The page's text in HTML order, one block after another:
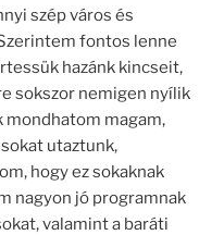
szép város és
fontos lenne
hazánk kincseit,
sokszor nemigen nyílik
mondhatom magam,
utaztunk,
hogy ez sokaknak
nagyon jó programnak
valamint a baráti